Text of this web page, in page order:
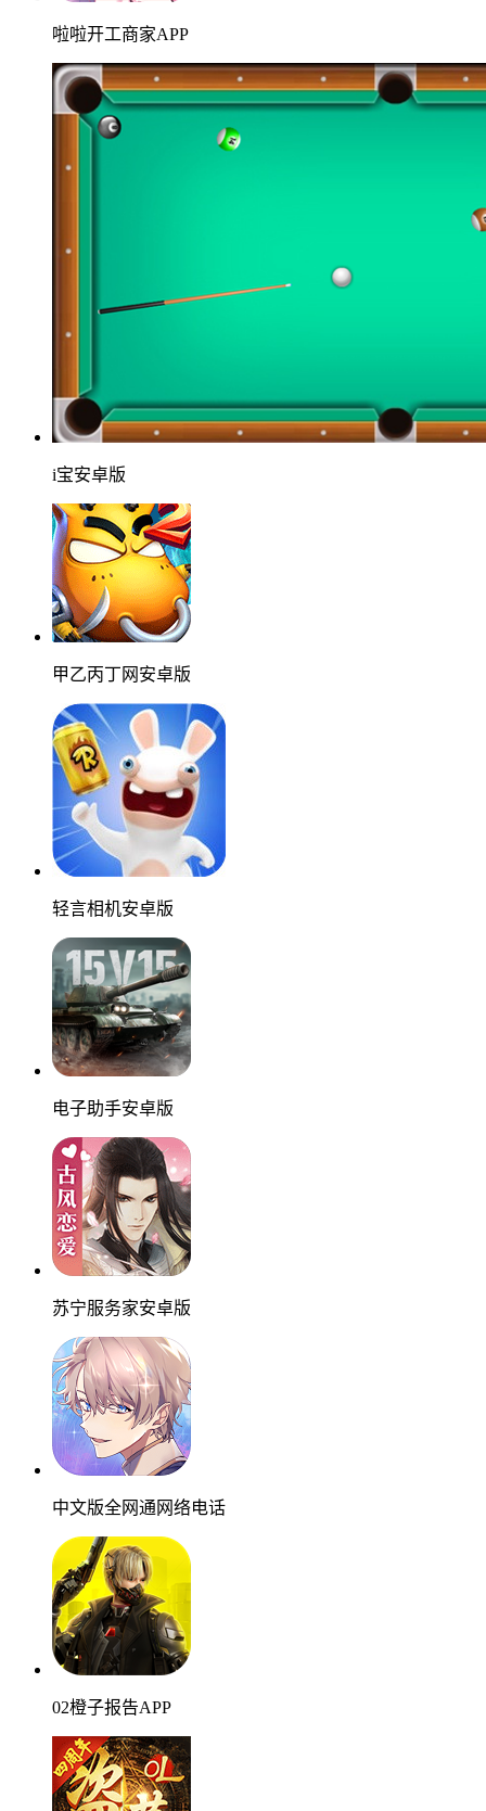
啦啦开工商家APP
i宝安卓版
甲乙丙丁网安卓版
轻言相机安卓版
电子助手安卓版
苏宁服务家安卓版
中文版全网通网络电话
02橙子报告APP